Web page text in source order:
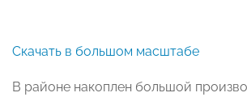
Скачать в большом масштабе
В районе накоплен большой